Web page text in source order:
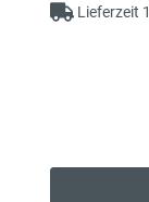
Lieferzeit